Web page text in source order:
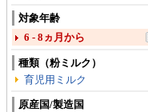
対象年齢
6 - 8ヵ月から
種類（粉ミルク）
育児用ミルク
原産国/製造国